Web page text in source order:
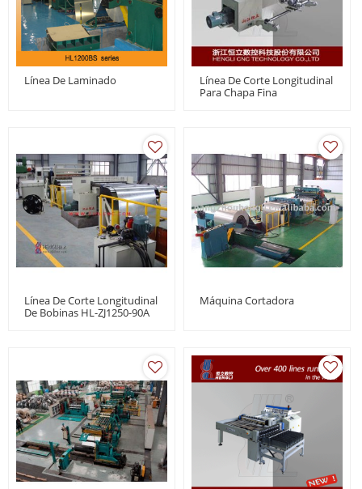
Línea De Laminado
Línea De Corte Longitudinal
Para Chapa Fina
Línea De Corte Longitudinal
De Bobinas HL-ZJ1250-90A
Máquina Cortadora